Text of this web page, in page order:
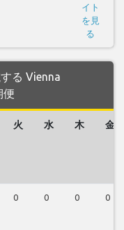
イト
を見
る
る Vienna
便
火 水 木 金
0 0 0 0